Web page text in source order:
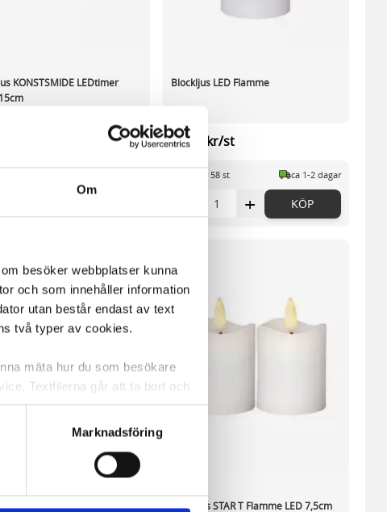
Om
besöker webbplatser kunna
och som innehåller information
utan består endast av text
två typer av cookies.
mäta hur du som besökare
Textfilerna går att ta bort och
ett unikt nummer utan
inne och besöker sidan delar
Marknadsföring
KONSTSMIDE LEDtimer
Blockljus LED Flamme
68,17 kr/st
I lager 58 st ca 1-2 dagar
+ KÖP
Paul led 15cm vit
Blockljus STAR T Flamme LED 7,5cm